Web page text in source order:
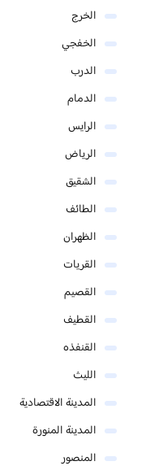
الخرج
الخفجي
الدرب
الدمام
الرايس
الرياض
الشقيق
الطائف
الظهران
القريات
القصيم
القطيف
القنفذه
الليث
المدينة الاقتصادية
المدينة المنورة
المنصور